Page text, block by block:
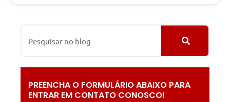
PREENCHA O FORMULÁRIO ABAIXO PARA
ENTRAR EM CONTATO CONOSCO!